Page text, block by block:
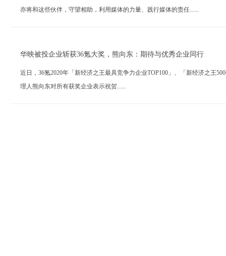
亦将和这些伙伴，守望相助，利用媒体的力量、践行媒体的责任......
华映被投企业斩获36氪大奖，熊向东：期待与优秀企业同行
近日，36氪2020年「新经济之王最具竞争力企业TOP100」、「新经济之王
理人熊向东对所有获奖企业表示祝贺......